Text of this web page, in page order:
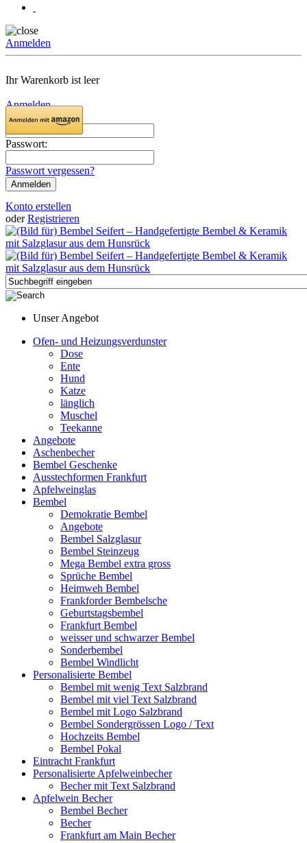
Anmelden
Ihr Warenkorb ist leer
Anmelden
Email:
Passwort:
Passwort vergessen?
Konto erstellen
oder Registrieren
Unser Angebot
Ofen- und Heizungsverdunster
Dose
Ente
Hund
Katze
länglich
Muschel
Teekanne
Angebote
Aschenbecher
Bembel Geschenke
Ausstechformen Frankfurt
Apfelweinglas
Bembel
Demokratie Bembel
Angebote
Bembel Salzglasur
Bembel Steinzeug
Mega Bembel extra gross
Sprüche Bembel
Heimweh Bembel
Frankforder Bembelsche
Geburtstagsbembel
Frankfurt Bembel
weisser und schwarzer Bembel
Sonderbembel
Bembel Windlicht
Personalisierte Bembel
Bembel mit wenig Text Salzbrand
Bembel mit viel Text Salzbrand
Bembel mit Logo Salzbrand
Bembel Sondergrössen Logo / Text
Hochzeits Bembel
Bembel Pokal
Eintracht Frankfurt
Personalisierte Apfelweinbecher
Becher mit Text Salzbrand
Apfelwein Becher
Bembel Becher
Becher
Frankfurt am Main Becher